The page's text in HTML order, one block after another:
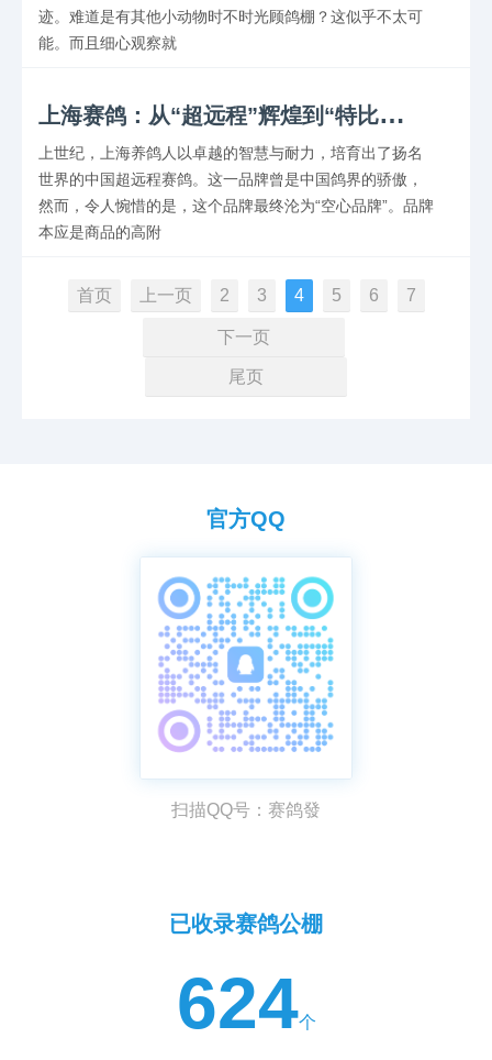
迹。难道是有其他小动物时不时光顾鸽棚？这似乎不太可
能。而且细心观察就
上
海赛鸽：从“超远程”辉煌到“特比环”迷思
上世纪，上海养鸽人以卓越的智慧与耐力，培育出了扬名
世界的中国超远程赛鸽。这一品牌曾是中国鸽界的骄傲，
然而，令人惋惜的是，这个品牌最终沦为“空心品牌”。品牌
本应是商品的高附
首页 上一页 2 3 4 5 6 7
下一页
尾页
官方QQ
扫描QQ号：赛鸽發
已收录赛鸽公棚
624个